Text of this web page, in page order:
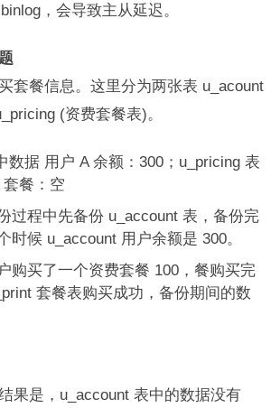
，会导致主从延迟。
套餐信息。这里分为两张表 u_acount
(资费套餐表)。
数据 用户 A 余额：300；u_pricing 表
餐：空
过程中先备份 u_account 表，备份完
时候 u_account 用户余额是 300。
购买了一个资费套餐 100，餐购买完
套餐表购买成功，备份期间的数
果是，u_account 表中的数据没有